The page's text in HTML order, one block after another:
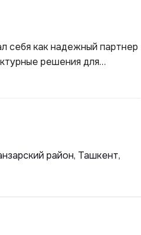
себя как надежный партнер
решения для
жилых
район, Ташкент,